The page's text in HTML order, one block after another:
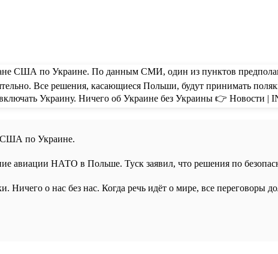
США по Украине.
авиации НАТО в Польше. Туск заявил, что решения по
Ничего о нас без нас. Когда речь идёт о мире, все переговоры